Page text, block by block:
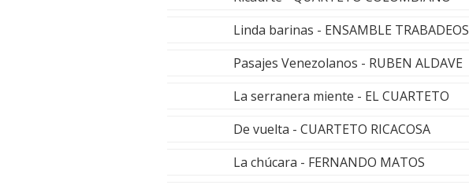
Linda barinas - ENSAMBLE TRABADEOS
Pasajes Venezolanos - RUBEN ALDAVE
La serranera miente - EL CUARTETO
De vuelta - CUARTETO RICACOSA
La chúcara - FERNANDO MATOS